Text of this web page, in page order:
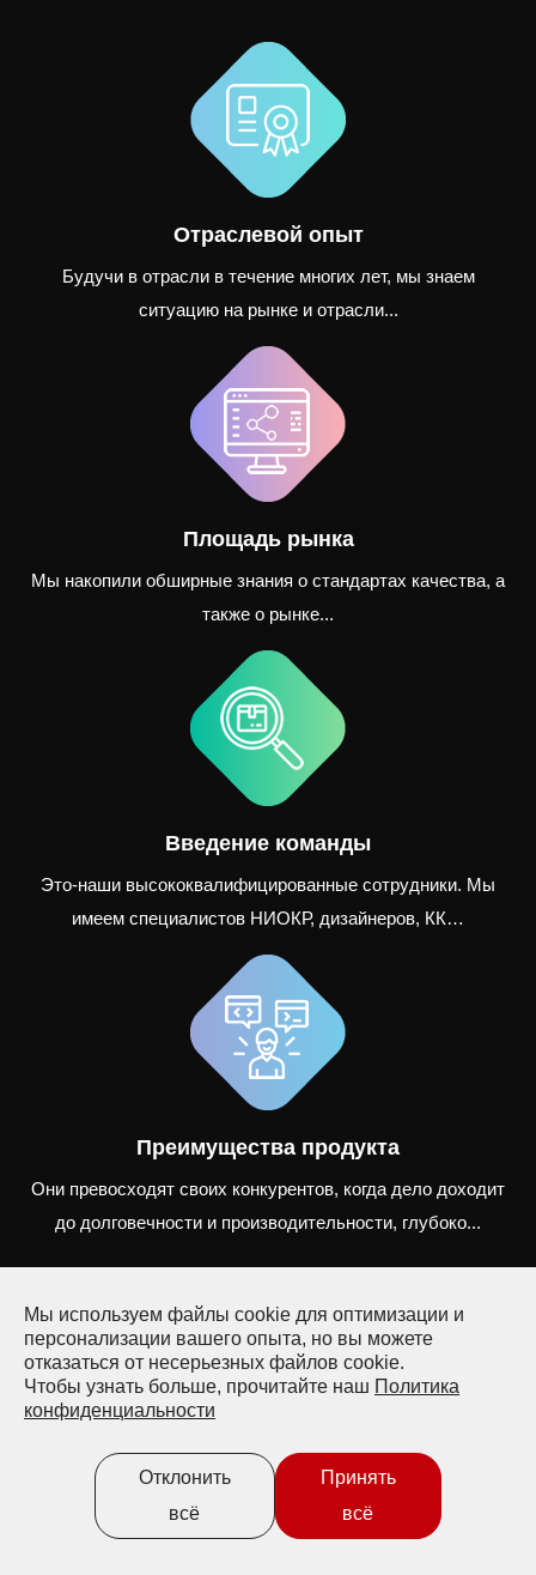
Отраслевой опыт
Будучи в отрасли в течение многих лет, мы знаем
ситуацию на рынке и отрасли...
Площадь рынка
Мы накопили обширные знания о стандартах качества, а
также о рынке...
Введение команды
Это-наши высококвалифицированные сотрудники. Мы
имеем специалистов НИОКР, дизайнеров, КК…
Преимущества продукта
Они превосходят своих конкурентов, когда дело доходит
до долговечности и производительности, глубоко...
Готовы работать с нами?
Мы используем файлы cookie для оптимизации и
персонализации вашего опыта, но вы можете
отказаться от несерьезных файлов cookie.
Чтобы узнать больше, прочитайте наш Политика
конфиденциальности
Отклонить
всё
Принять
всё